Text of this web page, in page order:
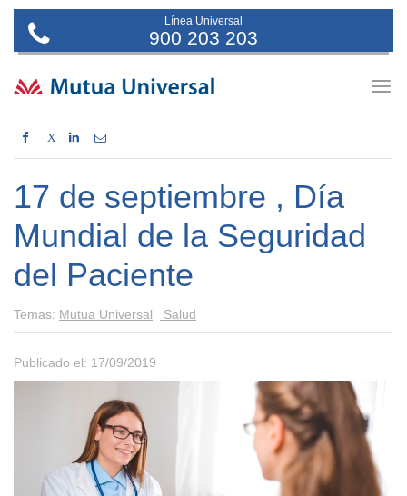
Línea Universal
900 203 203
X
17 de septiembre , Día
Mundial de la Seguridad
del Paciente
Temas: Mutua Universal Salud
Publicado el: 17/09/2019